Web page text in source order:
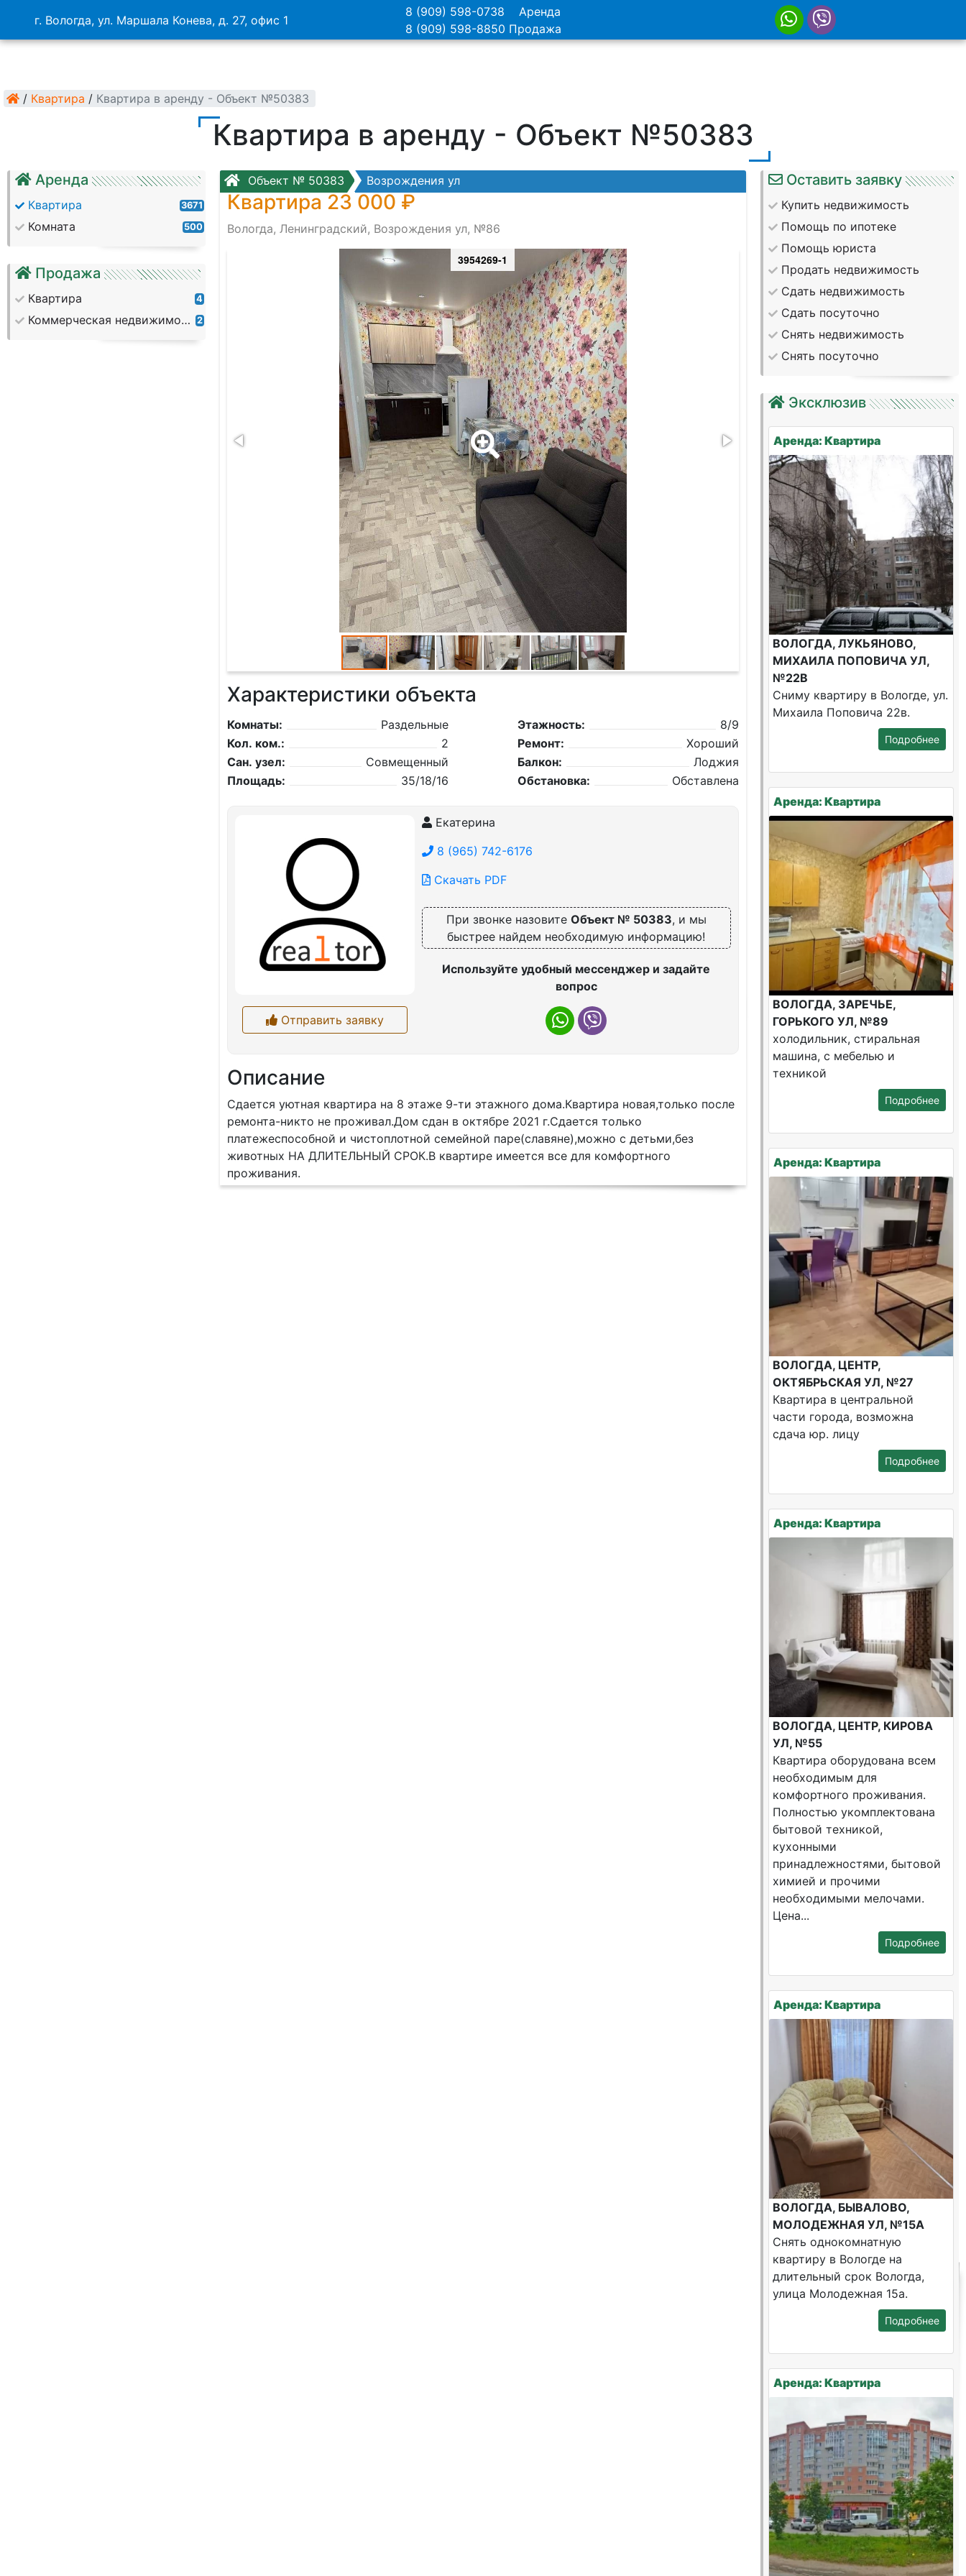
г. Вологда, ул. Маршала Конева, д. 27, офис 1
8 (909) 598-0738 Аренда
8 (909) 598-8850 Продажа
/ Квартира / Квартира в аренду - Объект №50383
Квартира в аренду - Объект №50383
Аренда
Квартира 3671
Комната 500
Продажа
Квартира 4
Коммерческая недвижимость 2
Объект № 50383 Возрождения ул
Квартира 23 000 ₽
Вологда, Ленинградский, Возрождения ул, №86
3954269-1
Характеристики объекта
Комнаты:
Раздельные
Кол. ком.:
2
Сан. узел:
Совмещенный
Площадь:
35/18/16
Этажность:
8/9
Ремонт:
Хороший
Балкон:
Лоджия
Обстановка:
Обставлена
Отправить заявку
Екатерина
8 (965) 742-6176
Скачать PDF
При звонке назовите Объект № 50383, и мы
быстрее найдем необходимую информацию!
Используйте удобный мессенджер и задайте
вопрос
Описание
Сдается уютная квартира на 8 этаже 9-ти этажного дома.Квартира новая,только после
ремонта-никто не проживал.Дом сдан в октябре 2021 г.Сдается только
платежеспособной и чистоплотной семейной паре(славяне),можно с детьми,без
животных НА ДЛИТЕЛЬНЫЙ СРОК.В квартире имеется все для комфортного
проживания.
Оставить заявку
Купить недвижимость
Помощь по ипотеке
Помощь юриста
Продать недвижимость
Сдать недвижимость
Сдать посуточно
Снять недвижимость
Снять посуточно
Эксклюзив
Аренда: Квартира
ВОЛОГДА, ЛУКЬЯНОВО,
МИХАИЛА ПОПОВИЧА УЛ,
№22В
Сниму квартиру в Вологде, ул.
Михаила Поповича 22в.
Подробнее
Аренда: Квартира
ВОЛОГДА, ЗАРЕЧЬЕ,
ГОРЬКОГО УЛ, №89
холодильник, стиральная
машина, с мебелью и
техникой
Подробнее
Аренда: Квартира
ВОЛОГДА, ЦЕНТР,
ОКТЯБРЬСКАЯ УЛ, №27
Квартира в центральной
части города, возможна
сдача юр. лицу
Подробнее
Аренда: Квартира
ВОЛОГДА, ЦЕНТР, КИРОВА
УЛ, №55
Квартира оборудована всем
необходимым для
комфортного проживания.
Полностью укомплектована
бытовой техникой,
кухонными
принадлежностями, бытовой
химией и прочими
необходимыми мелочами.
Цена...
Подробнее
Аренда: Квартира
ВОЛОГДА, БЫВАЛОВО,
МОЛОДЕЖНАЯ УЛ, №15А
Снять однокомнатную
квартиру в Вологде на
длительный срок Вологда,
улица Молодежная 15а.
Подробнее
Аренда: Квартира